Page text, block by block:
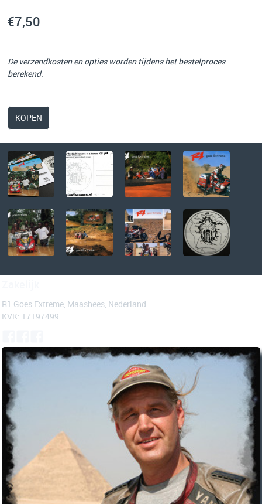
€7,50
De verzendkosten en opties worden tijdens het bestelproces
berekend.
KOPEN
R1 Goes Extreme, Maashees, Nederland
KVK: 17197499